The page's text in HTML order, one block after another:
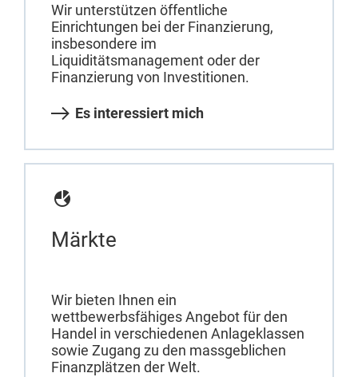
Wir unterstützen öffentliche
Einrichtungen bei der Finanzierung,
insbesondere im
Liquiditätsmanagement oder der
Finanzierung von Investitionen.
Es interessiert mich
Märkte
Wir bieten Ihnen ein
wettbewerbsfähiges Angebot für den
Handel in verschiedenen Anlageklassen
sowie Zugang zu den massgeblichen
Finanzplätzen der Welt.